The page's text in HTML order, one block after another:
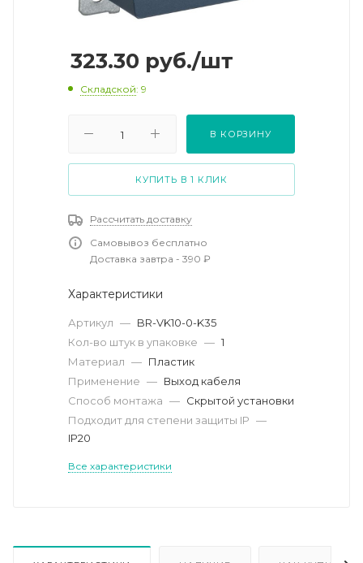
323.30 руб./шт
Складской: 9
В КОРЗИНУ
КУПИТЬ В 1 КЛИК
Рассчитать доставку
Самовывоз бесплатно
Доставка завтра - 390 ₽
Характеристики
Артикул — BR-VK10-0-K35
Кол-во штук в упаковке — 1
Материал — Пластик
Применение — Выход кабеля
Способ монтажа — Скрытой установки
Подходит для степени защиты IP —
IP20
Все характеристики